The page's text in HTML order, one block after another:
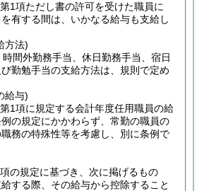
1項ただし書の許可を受けた職員に
有する間は、いかなる給与も支給し
方法)
間外勤務手当、休日勤務手当、宿日
勤勉手当の支給方法は、規則で定め
給与)
1項に規定する会計年度任用職員の給
の規定にかかわらず、常勤の職員の
務の特殊性等を考慮し、別に条例で
の規定に基づき、次に掲げるもの
する際、その給与から控除すること